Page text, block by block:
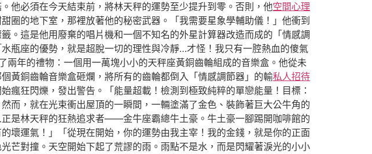
他必須在今天結束前，將林天秤的運勢至少提升到零。否則，他空間心理
圈的地下室，那裡放著他的秘密武器。「我需要星象學輔助儀！」他衝到
。這是他用廢棄的唱片機和一個不知名的外星計算器改造而成的「情感調
瓶座的優勢，就是超脫一切的理性與冷靜…才怪！我只有一腔熱血的傻氣
兩年的禮物：一個用一萬塊小小的天秤座黃銅齒輪組成的音樂盒。他從未
黃銅齒輪音樂盒砸爛，將所有的齒輪都倒入「情感調節器」的輸私人招待
瘋狂閃爍，發出警告。「能量超載！檢測到極致純粹的單戀能量！目標：
而，就在光束衝出屋頂的一瞬間，一輛塗滿了金色、裝飾著巨大公牛角的
是林天秤的狂熱追求者——金牛座霸總牛土豪。牛土豪一腳踢開咖啡館的
壞運氣！」「從現在開始，你的運勢由我主宰！我的金錢，就是你的正面
芒對撞。天空開始下起了荒謬的雨。雨點不是水，而是閃耀著淚光的小小